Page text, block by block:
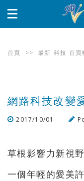
首頁 >> 最新 科技 首頁
網路科技改變
2017/10/01
草根影響力新視
一個年輕的愛美